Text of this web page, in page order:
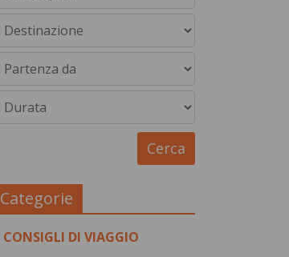
Categorie
CONSIGLI DI VIAGGIO